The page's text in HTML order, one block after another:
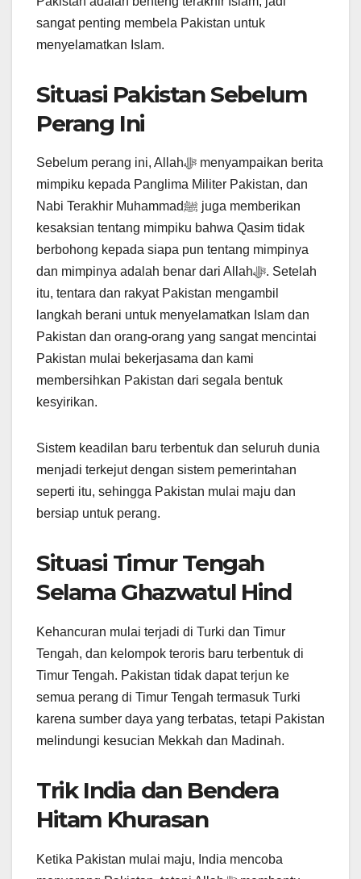
sangat penting membela Pakistan untuk
menyelamatkan Islam.
Situasi Pakistan Sebelum
Perang Ini
Sebelum perang ini, Allahﷻ menyampaikan berita
mimpiku kepada Panglima Militer Pakistan, dan
Nabi Terakhir Muhammadﷺ juga memberikan
kesaksian tentang mimpiku bahwa Qasim tidak
berbohong kepada siapa pun tentang mimpinya
dan mimpinya adalah benar dari Allahﷻ. Setelah
itu, tentara dan rakyat Pakistan mengambil
langkah berani untuk menyelamatkan Islam dan
Pakistan dan orang-orang yang sangat mencintai
Pakistan mulai bekerjasama dan kami
membersihkan Pakistan dari segala bentuk
kesyirikan.
Sistem keadilan baru terbentuk dan seluruh dunia
menjadi terkejut dengan sistem pemerintahan
seperti itu, sehingga Pakistan mulai maju dan
bersiap untuk perang.
Situasi Timur Tengah
Selama Ghazwatul Hind
Kehancuran mulai terjadi di Turki dan Timur
Tengah, dan kelompok teroris baru terbentuk di
Timur Tengah. Pakistan tidak dapat terjun ke
semua perang di Timur Tengah termasuk Turki
karena sumber daya yang terbatas, tetapi Pakistan
melindungi kesucian Mekkah dan Madinah.
Trik India dan Bendera
Hitam Khurasan
Ketika Pakistan mulai maju, India mencoba